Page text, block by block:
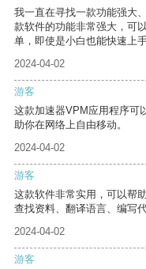
我一直在寻找一款功能强大
款软件的功能非常强大，可
单，即使是小白也能快速上手
2024-04-02
游客
这款加速器VPM应用程序可
助你在网络上自由移动。
2024-04-02
游客
这款软件非常实用，可以帮
查找资料、翻译语言、编写代
2024-04-02
游客